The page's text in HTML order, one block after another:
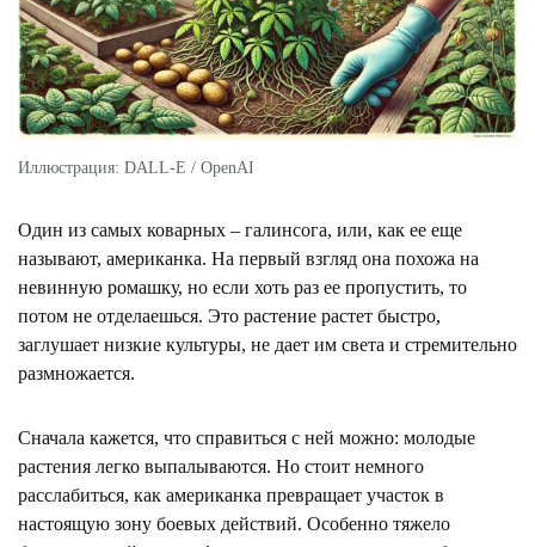
Иллюстрация: DALL-E / OpenAI
Один из самых коварных – галинсога, или, как ее еще
называют, американка. На первый взгляд она похожа на
невинную ромашку, но если хоть раз ее пропустить, то
потом не отделаешься. Это растение растет быстро,
заглушает низкие культуры, не дает им света и стремительно
размножается.
Сначала кажется, что справиться с ней можно: молодые
растения легко выпалываются. Но стоит немного
расслабиться, как американка превращает участок в
настоящую зону боевых действий. Особенно тяжело